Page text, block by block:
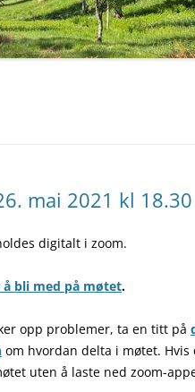
UTTALELSER OG BREV 2020
UTTALELSER OG BREV 2019
UTTALELSER OG BREV 2015
UTTALELSER OG BREV 2014 OG
mai 2021 kl 18.30
digitalt i zoom.
bli med på møtet.
opp problemer, ta en titt på
om hvordan delta i møtet. Hvis
uten å laste ned zoom-